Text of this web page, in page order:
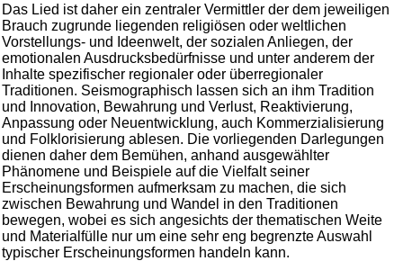
Das Lied ist daher ein zentraler Vermittler der dem jeweiligen
Brauch zugrunde liegenden religiösen oder weltlichen
Vorstellungs- und Ideenwelt, der sozialen Anliegen, der
emotionalen Ausdrucksbedürfnisse und unter anderem der
Inhalte spezifischer regionaler oder überregionaler
Traditionen. Seismographisch lassen sich an ihm Tradition
und Innovation, Bewahrung und Verlust, Reaktivierung,
Anpassung oder Neuentwicklung, auch Kommerzialisierung
und Folklorisierung ablesen. Die vorliegenden Darlegungen
dienen daher dem Bemühen, anhand ausgewählter
Phänomene und Beispiele auf die Vielfalt seiner
Erscheinungsformen aufmerksam zu machen, die sich
zwischen Bewahrung und Wandel in den Traditionen
bewegen, wobei es sich angesichts der thematischen Weite
und Materialfülle nur um eine sehr eng begrenzte Auswahl
typischer Erscheinungsformen handeln kann.